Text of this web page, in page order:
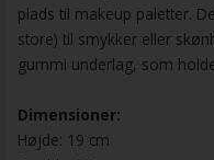
plads til makeup paletter.
store) til smykker eller
gummi underlag, som
Dimensioner:
Højde: 19 cm